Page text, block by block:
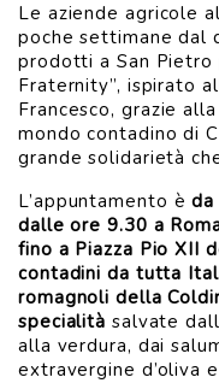
Le aziende agricole
poche settimane dal
prodotti a San Pietro
Fraternity”, ispirato
Francesco, grazie
mondo contadino di
grande solidarietà
L’appuntamento èda
dalle ore 9.30 a
fino a Piazza Pio XII
contadini da tutta
romagnoli della
specialità salvate
alla verdura, dai
extravergine d’oliva